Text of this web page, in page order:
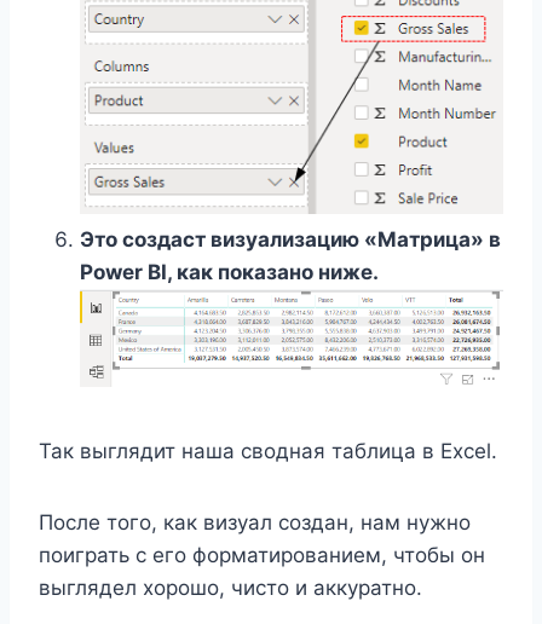
Это создаст визуализацию «Матрица» в
Power BI, как показано ниже.
Так выглядит наша сводная таблица в Excel.
После того, как визуал создан, нам нужно
поиграть с его форматированием, чтобы он
выглядел хорошо, чисто и аккуратно.